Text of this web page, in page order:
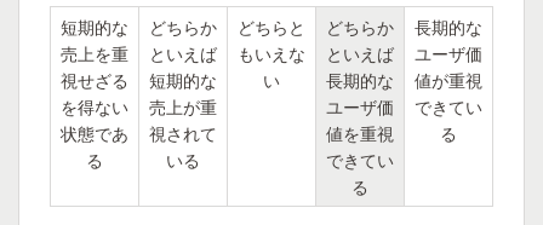
短期的な
売上を重
視せざる
を得ない
状態であ
る
どちらか
といえば
短期的な
売上が重
視されて
いる
どちらと
もいえな
い
どちらか
といえば
長期的な
ユーザ価
値を重視
できてい
る
長期的な
ユーザ価
値が重視
できてい
る